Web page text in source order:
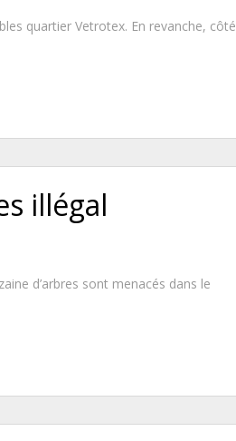
quartier Vetrotex. En revanche, côté
illégal
d’arbres sont menacés dans le